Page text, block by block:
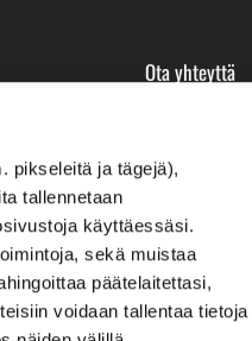
pikseleitä ja tägejä),
tallennetaan
käyttäessäsi.
sekä muistaa
päätelaitettasi,
voidaan tallentaa tietoja
Ota yhteyttä